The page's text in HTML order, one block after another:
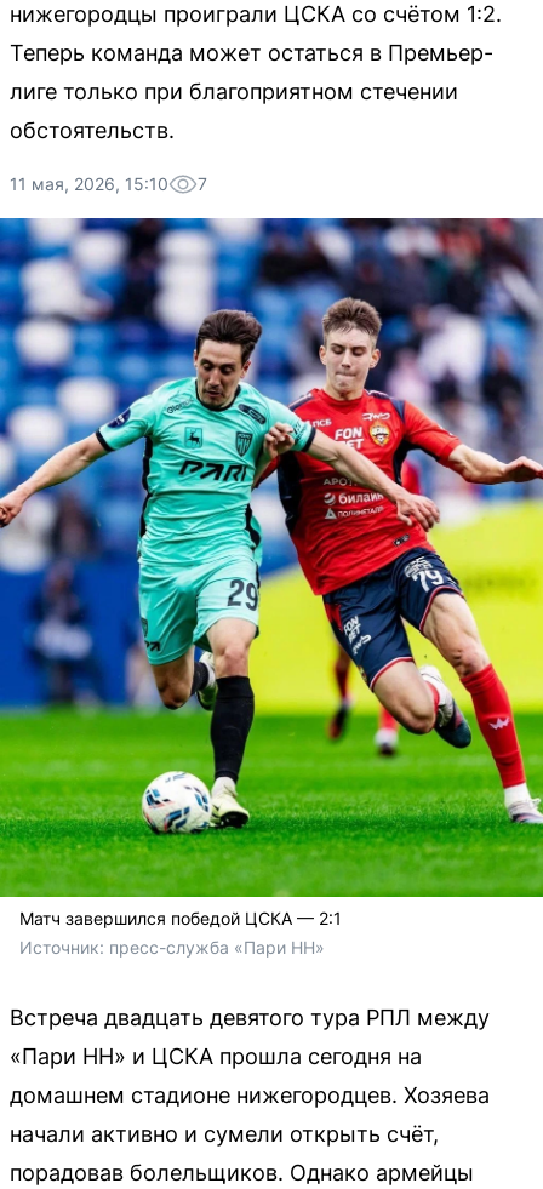
нижегородцы проиграли ЦСКА со счётом 1:2.
Теперь команда может остаться в Премьер-
лиге только при благоприятном стечении
обстоятельств.
11 мая, 2026, 15:10 7
Матч завершился победой ЦСКА — 2:1
Источник: пресс-служба «Пари НН»
Встреча двадцать девятого тура РПЛ между
«Пари НН» и ЦСКА прошла сегодня на
домашнем стадионе нижегородцев. Хозяева
начали активно и сумели открыть счёт,
порадовав болельщиков. Однако армейцы